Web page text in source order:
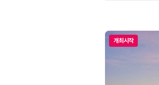
개최시작